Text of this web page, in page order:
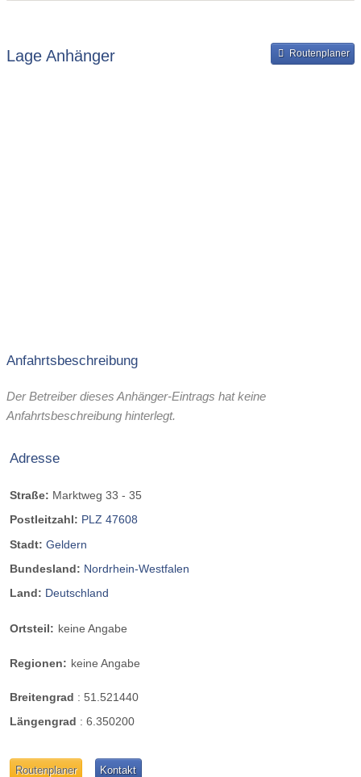
Bereitstellung und Rückgabe des Anhängers
Lage Anhänger Routenplaner
Anfahrtsbeschreibung
Der Betreiber dieses Anhänger-Eintrags hat keine
Anfahrtsbeschreibung hinterlegt.
Adresse
Straße: Marktweg 33 - 35
Postleitzahl: PLZ 47608
Stadt: Geldern
Bundesland: Nordrhein-Westfalen
Land: Deutschland
Ortsteil: keine Angabe
Regionen: keine Angabe
Breitengrad : 51.521440
Längengrad : 6.350200
Routenplaner Kontakt